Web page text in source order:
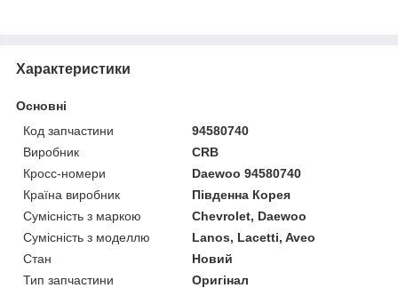
Характеристики
Основні
Код запчастини
94580740
Виробник
CRB
Кросс-номери
Daewoo 94580740
Країна виробник
Південна Корея
Сумісність з маркою
Chevrolet, Daewoo
Сумісність з моделлю
Lanos, Lacetti, Aveo
Стан
Новий
Тип запчастини
Оригінал